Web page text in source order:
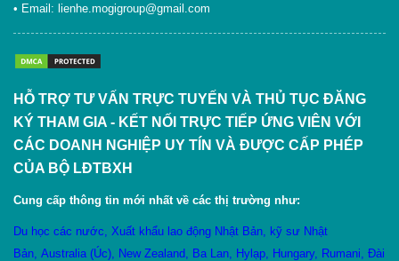
• Email: lienhe.mogigroup@gmail.com
HỖ TRỢ TƯ VẤN TRỰC TUYẾN VÀ THỦ TỤC ĐĂNG
KÝ THAM GIA - KẾT NỐI TRỰC TIẾP ỨNG VIÊN VỚI
CÁC DOANH NGHIỆP UY TÍN VÀ ĐƯỢC CẤP PHÉP
CỦA BỘ LĐTBXH
Cung cấp thông tin mới nhất về các thị trường như:
Du học các nước Xuất khẩu lao động Nhật Bản
kỹ sư Nhật
Bản Australia (Úc) New Zealand Ba Lan Hylạp Hungary, Rumani Đài